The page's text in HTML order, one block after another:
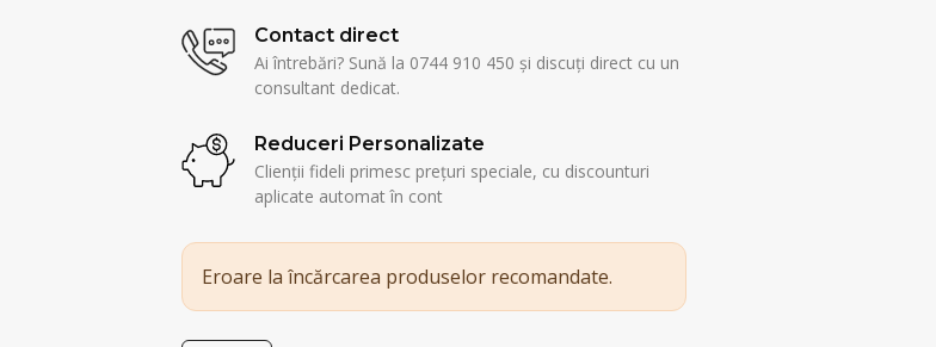
Contact direct
Ai întrebări? Sună la 0744 910 450 și discuți direct cu un
consultant dedicat.
Reduceri Personalizate
Clienții fideli primesc prețuri speciale, cu discounturi
aplicate automat în cont
Eroare la încărcarea produselor recomandate.